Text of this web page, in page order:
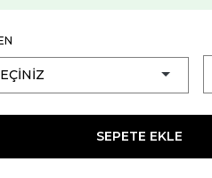
SEPETE EKLE